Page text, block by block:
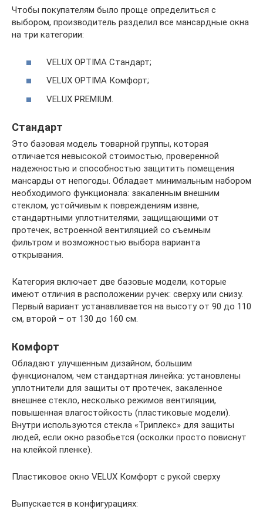
Чтобы покупателям было проще определиться с
выбором, производитель разделил все мансардные окна
на три категории:
VELUX OPTIMA Стандарт;
VELUX OPTIMA Комфорт;
VELUX PREMIUM.
Стандарт
Это базовая модель товарной группы, которая
отличается невысокой стоимостью, проверенной
надежностью и способностью защитить помещения
мансарды от непогоды. Обладает минимальным набором
необходимого функционала: закаленным внешним
стеклом, устойчивым к повреждениям извне,
стандартными уплотнителями, защищающими от
протечек, встроенной вентиляцией со съемным
фильтром и возможностью выбора варианта
открывания.
Категория включает две базовые модели, которые
имеют отличия в расположении ручек: сверху или снизу.
Первый вариант устанавливается на высоту от 90 до 110
см, второй – от 130 до 160 см.
Комфорт
Обладают улучшенным дизайном, большим
функционалом, чем стандартная линейка: установлены
уплотнители для защиты от протечек, закаленное
внешнее стекло, несколько режимов вентиляции,
повышенная влагостойкость (пластиковые модели).
Внутри используются стекла «Триплекс» для защиты
людей, если окно разобьется (осколки просто повиснут
на клейкой пленке).
Пластиковое окно VELUX Комфорт с рукой сверху
Выпускается в конфигурациях: